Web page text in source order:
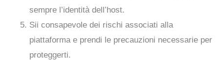
sempre l’identità dell’host.
Sii consapevole dei rischi associati alla
piattaforma e prendi le precauzioni necessarie per
proteggerti.